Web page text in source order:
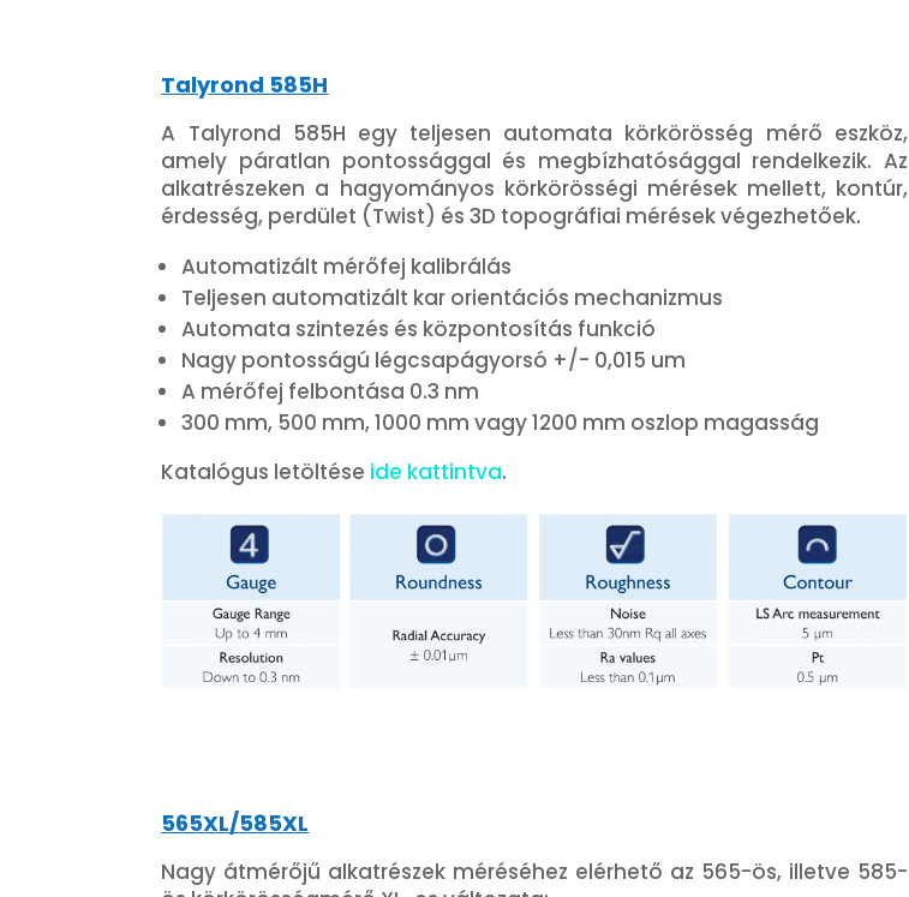
Talyrond 585H
A Talyrond 585H egy teljesen automata körkörösség mérő eszköz,
amely páratlan pontossággal és megbízhatósággal rendelkezik. Az
alkatrészeken a hagyományos körkörösségi mérések mellett, kontúr,
érdesség, perdület (Twist) és 3D topográfiai mérések végezhetőek.
Automatizált mérőfej kalibrálás
Teljesen automatizált kar orientációs mechanizmus
Automata szintezés és központosítás funkció
Nagy pontosságú légcsapágyorsó +/- 0,015 um
A mérőfej felbontása 0.3 nm
300 mm, 500 mm, 1000 mm vagy 1200 mm oszlop magasság
Katalógus letöltése ide kattintva.
565XL/585XL
Nagy átmérőjű alkatrészek méréséhez elérhető az 565-ös, illetve 585-